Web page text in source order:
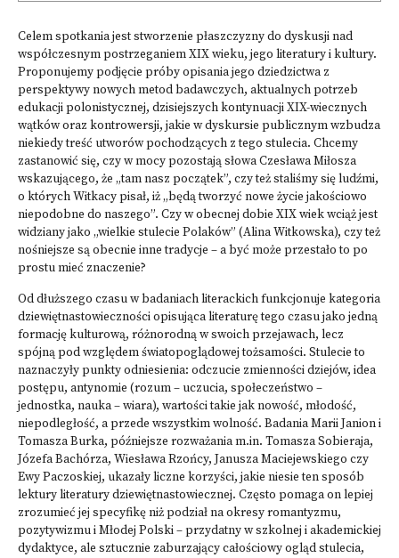
Celem spotkania jest stworzenie płaszczyzny do dyskusji nad
współczesnym postrzeganiem XIX wieku, jego literatury i kultury.
Proponujemy podjęcie próby opisania jego dziedzictwa z
perspektywy nowych metod badawczych, aktualnych potrzeb
edukacji polonistycznej, dzisiejszych kontynuacji XIX-wiecznych
wątków oraz kontrowersji, jakie w dyskursie publicznym wzbudza
niekiedy treść utworów pochodzących z tego stulecia. Chcemy
zastanowić się, czy w mocy pozostają słowa Czesława Miłosza
wskazującego, że „tam nasz początek”, czy też staliśmy się ludźmi,
o których Witkacy pisał, iż „będą tworzyć nowe życie jakościowo
niepodobne do naszego”. Czy w obecnej dobie XIX wiek wciąż jest
widziany jako „wielkie stulecie Polaków” (Alina Witkowska), czy też
nośniejsze są obecnie inne tradycje – a być może przestało to po
prostu mieć znaczenie?
Od dłuższego czasu w badaniach literackich funkcjonuje kategoria
dziewiętnastowieczności opisująca literaturę tego czasu jako jedną
formację kulturową, różnorodną w swoich przejawach, lecz
spójną pod względem światopoglądowej tożsamości. Stulecie to
naznaczyły punkty odniesienia: odczucie zmienności dziejów, idea
postępu, antynomie (rozum – uczucia, społeczeństwo –
jednostka, nauka – wiara), wartości takie jak nowość, młodość,
niepodległość, a przede wszystkim wolność. Badania Marii Janion i
Tomasza Burka, późniejsze rozważania m.in. Tomasza Sobieraja,
Józefa Bachórza, Wiesława Rzońcy, Janusza Maciejewskiego czy
Ewy Paczoskiej, ukazały liczne korzyści, jakie niesie ten sposób
lektury literatury dziewiętnastowiecznej. Często pomaga on lepiej
zrozumieć jej specyfikę niż podział na okresy romantyzmu,
pozytywizmu i Młodej Polski – przydatny w szkolnej i akademickiej
dydaktyce, ale sztucznie zaburzający całościowy ogląd stulecia,